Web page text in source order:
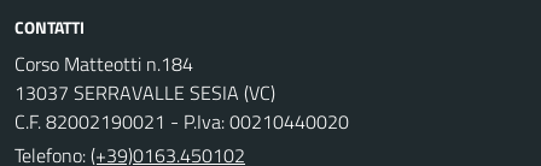
CONTATTI
Corso Matteotti n.184
13037 SERRAVALLE SESIA (VC)
C.F. 82002190021 - P.Iva: 00210440020
Telefono:(+39)0163.450102